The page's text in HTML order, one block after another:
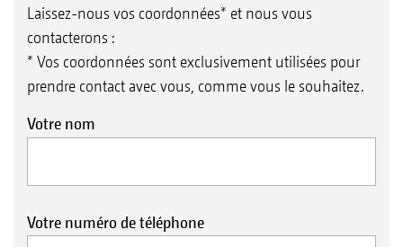
Laissez-nous vos coordonnées* et nous vous
contacterons :
* Vos coordonnées sont exclusivement utilisées pour
prendre contact avec vous, comme vous le souhaitez.
Votre nom
Votre numéro de téléphone